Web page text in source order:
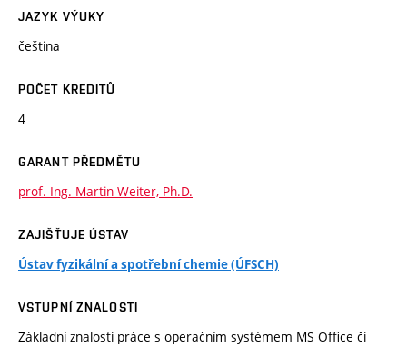
JAZYK VÝUKY
čeština
POČET KREDITŮ
4
GARANT PŘEDMĚTU
prof. Ing. Martin Weiter, Ph.D.
ZAJIŠŤUJE ÚSTAV
Ústav fyzikální a spotřební chemie (ÚFSCH)
VSTUPNÍ ZNALOSTI
Základní znalosti práce s operačním systémem MS Office či